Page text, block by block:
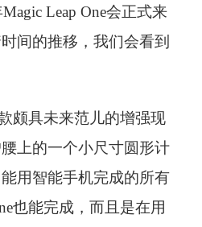
Leap One会正式来
间的推移，我们会看到
颇具未来范儿的增强现
上的一个小尺寸圆形计
用智能手机完成的所有
也能完成，而且是在用